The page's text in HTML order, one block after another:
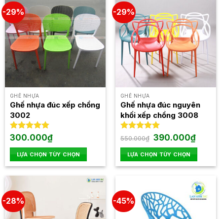
-29%
GHẾ NHỰA
Ghế nhựa đúc xếp chồng
3002
Được xếp
5 sao
300.000₫
LỰA CHỌN TÙY CHỌN
Sản
phẩm
này
có
nhiều
biến
-29%
GHẾ NHỰA
Ghế nhựa đúc nguyên
khối xếp chồng 3008
Được xếp
5.00
5 sao
550.000₫ Giá
gốc
là:
550.000₫.
390.000₫Giá
hiện
tại
là:
LỰA CHỌN TÙY CHỌN
Sản
có
nhiều
-28% -45%